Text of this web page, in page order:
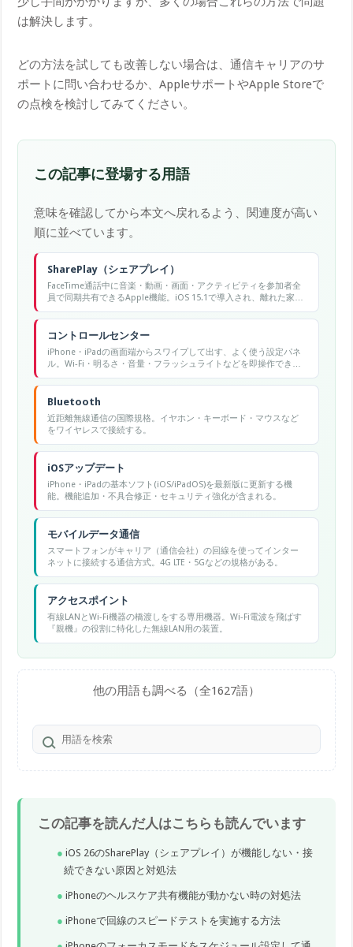
は解決します。
どの方法を試しても改善しない場合は、通信キャリアのサ
ポートに問い合わせるか、AppleサポートやApple Storeで
の点検を検討してみてください。
この記事に登場する用語
意味を確認してから本文へ戻れるよう、関連度が高い
順に並べています。
SharePlay（シェアプレイ）
FaceTime通話中に音楽・動画・画面・アクティビティを参加者全
員で同期共有できるApple機能。iOS 15.1で導入され、離れた家族
や友人と一緒に映画を観たり、Apple Musicの曲を聴いたり、画面
共有でPCサポートをしたりできる。
コントロールセンター
iPhone・iPadの画面端からスワイプして出す、よく使う設定パネ
ル。Wi-Fi・明るさ・音量・フラッシュライトなどを即操作でき
る。
Bluetooth
近距離無線通信の国際規格。イヤホン・キーボード・マウスなど
をワイヤレスで接続する。
iOSアップデート
iPhone・iPadの基本ソフト(iOS/iPadOS)を最新版に更新する機
能。機能追加・不具合修正・セキュリティ強化が含まれる。
モバイルデータ通信
スマートフォンがキャリア（通信会社）の回線を使ってインター
ネットに接続する通信方式。4G LTE・5Gなどの規格がある。
アクセスポイント
有線LANとWi-Fi機器の橋渡しをする専用機器。Wi-Fi電波を飛ばす
『親機』の役割に特化した無線LAN用の装置。
他の用語も調べる（全1627語）
この記事を読んだ人はこちらも読んでいます
iOS 26のSharePlay（シェアプレイ）が機能しない・接
続できない原因と対処法
iPhoneのヘルスケア共有機能が動かない時の対処法
iPhoneで回線のスピードテストを実施する方法